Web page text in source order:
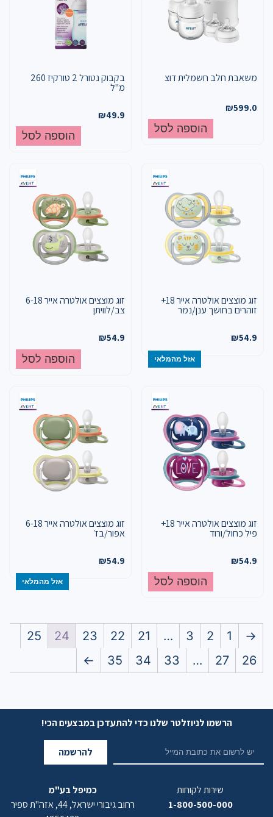
משאבת חלב חשמלית דוצ
₪599.0
הוספה לסל
בקבוק נטורל 2 טורקיז 260
מ"ל
₪49.9
הוספה לסל
זוג מוצצים אולטרה אייר 18+
זוהרים בחושך ענן/נמר
₪54.9
אזל מהמלאי
זוג מוצצים אולטרה אייר 6-18
צב/לוויתן
₪54.9
הוספה לסל
זוג מוצצים אולטרה אייר 18+
פיל כחול/ורוד
₪54.9
הוספה לסל
זוג מוצצים אולטרה אייר 6-18
אפור/בז׳
₪54.9
אזל מהמלאי
→
1
2
3
…
21
22
23
24
25
26
27
…
33
34
35
←
הרשמו לניוזלטר שלנו כדי להתעדכן במבצעים הכי!
להרשמה
שירות לקוחות
1-800-500-000
כמיפל בע"מ
רחוב גיבורי ישראל, 44, אזה"ת ספיר